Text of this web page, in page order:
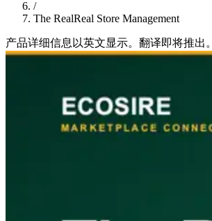
/
The RealReal Store Management
产品详细信息以英文显示。翻译即将推出。